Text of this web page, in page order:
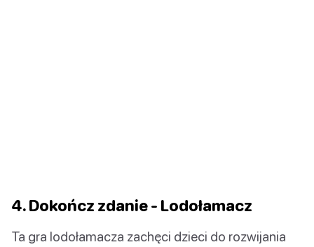
4. Dokończ zdanie - Lodołamacz
Ta gra lodołamacza zachęci dzieci do rozwijania